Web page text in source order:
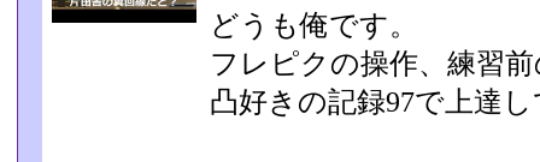
どうも俺です。
フレピクの操作、練習
凸好きの記録97で上達